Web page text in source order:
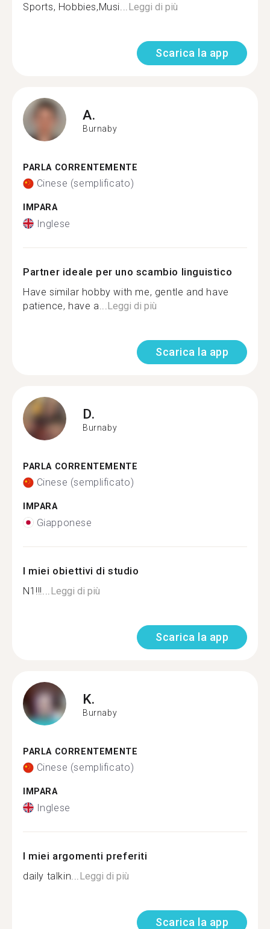
Sports, Hobbies,Musi... Leggi di più
Scarica la app
A.
Burnaby
PARLA CORRENTEMENTE
Cinese (semplificato)
IMPARA
Inglese
Partner ideale per uno scambio linguistico
Have similar hobby with me, gentle and have
patience, have a... Leggi di più
Scarica la app
D.
Burnaby
PARLA CORRENTEMENTE
Cinese (semplificato)
IMPARA
Giapponese
I miei obiettivi di studio
N1!!!... Leggi di più
Scarica la app
K.
Burnaby
PARLA CORRENTEMENTE
Cinese (semplificato)
IMPARA
Inglese
I miei argomenti preferiti
daily talkin... Leggi di più
Scarica la app